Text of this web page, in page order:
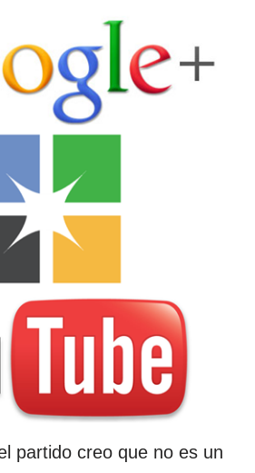
partido creo que no es un